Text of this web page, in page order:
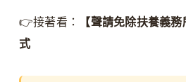
👉接著看：
【聲請免除扶養義
式